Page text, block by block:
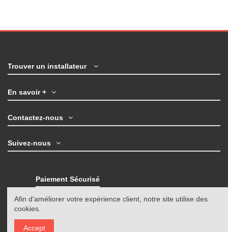
Trouver un installateur
En savoir +
Contactez-nous
Suivez-nous
Paiement Sécurisé
Livraison en 48H avec GEODIS
Afin d'améliorer votre expérience client, notre site utilise des
cookies.
Accept